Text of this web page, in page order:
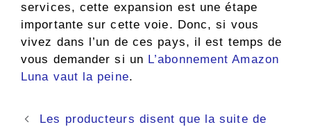
services, cette expansion est une étape
importante sur cette voie. Donc, si vous
vivez dans l’un de ces pays, il est temps de
vous demander si un L’abonnement Amazon
Luna vaut la peine.
Navigation
Les producteurs disent que la suite de